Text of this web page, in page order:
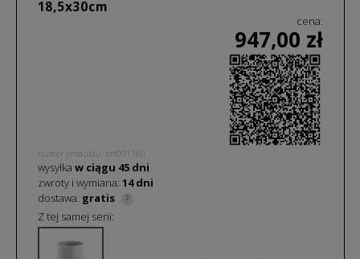
18,5x30cm
cena:
947,00 zł
numer produktu: art001160
wysyłka w ciągu 45dni
zwroty i wymiana: 14 dni
dostawa: gratis ?
Z tej samej serii: